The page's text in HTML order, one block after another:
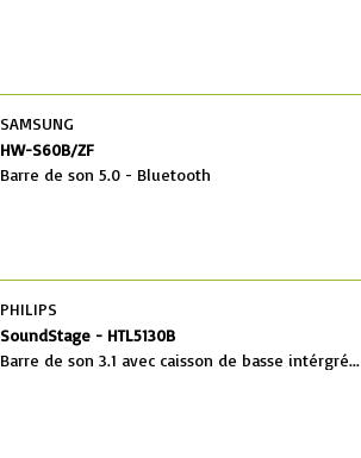
SAMSUNG
HW-S60B/ZF
Barre de son 5.0 - Bluetooth
PHILIPS
SoundStage - HTL5130B
Barre de son 3.1 avec caisson de basse intérgré...